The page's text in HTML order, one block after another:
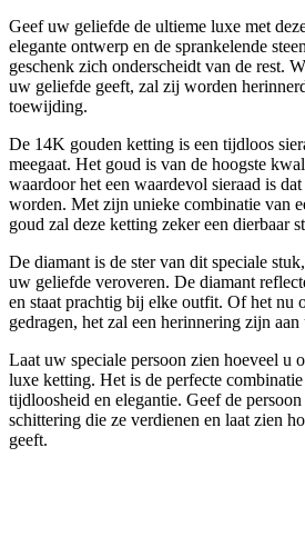
Geef uw geliefde de ultieme luxe met
elegante ontwerp en de sprankelende
geschenk zich onderscheidt van de rest.
uw geliefde geeft, zal zij worden
toewijding.
De 14K gouden ketting is een tijdloos
meegaat. Het goud is van de hoogste
waardoor het een waardevol sieraad is
worden. Met zijn unieke combinatie van
goud zal deze ketting zeker een dierbaar
De diamant is de ster van dit speciale
uw geliefde veroveren. De diamant
en staat prachtig bij elke outfit. Of het nu
gedragen, het zal een herinnering zijn
Laat uw speciale persoon zien hoeveel u
luxe ketting. Het is de perfecte
tijdloosheid en elegantie. Geef de
schittering die ze verdienen en laat zien
geeft.